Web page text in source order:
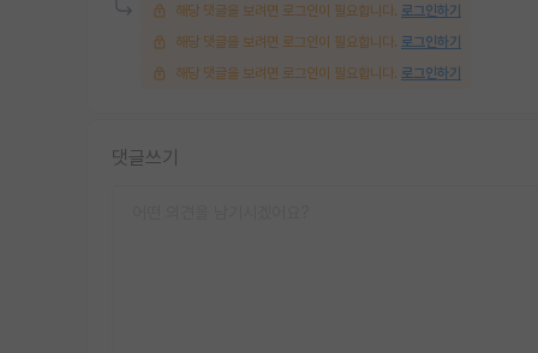
해당 댓글을 보려면 로그인이 필요합니다. 로그인하기
해당 댓글을 보려면 로그인이 필요합니다. 로그인하기
해당 댓글을 보려면 로그인이 필요합니다. 로그인하기
댓글쓰기